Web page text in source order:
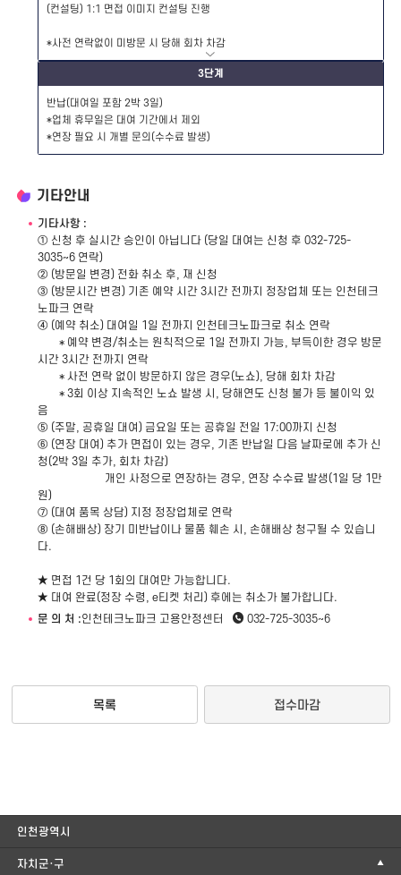
(컨설팅) 1:1 면접 이미지 컨설팅 진행
*사전 연락없이 미방문 시 당해 회차 차감
3단계
반납(대여일 포함 2박 3일)
*업체 휴무일은 대여 기간에서 제외
*연장 필요 시 개별 문의(수수료 발생)
기타안내
기타사항 :
① 신청 후 실시간 승인이 아닙니다 (당일 대여는 신청 후 032-725-
3035~6 연락)
② (방문일 변경) 전화 취소 후, 재 신청
③ (방문시간 변경) 기존 예약 시간 3시간 전까지 정장업체 또는 인천테크
노파크 연락
④ (예약 취소) 대여일 1일 전까지 인천테크노파크로 취소 연락
* 예약 변경/취소는 원칙적으로 1일 전까지 가능, 부득이한 경우 방문
시간 3시간 전까지 연락
* 사전 연락 없이 방문하지 않은 경우(노쇼), 당해 회차 차감
* 3회 이상 지속적인 노쇼 발생 시, 당해연도 신청 불가 등 불이익 있
음
⑤ (주말, 공휴일 대여) 금요일 또는 공휴일 전일 17:00까지 신청
⑥ (연장 대여) 추가 면접이 있는 경우, 기존 반납일 다음 날짜로에 추가 신
청(2박 3일 추가, 회차 차감)
개인 사정으로 연장하는 경우, 연장 수수료 발생(1일 당 1만
원)
⑦ (대여 품목 상담) 지정 정장업체로 연락
⑧ (손해배상) 장기 미반납이나 물품 훼손 시, 손해배상 청구될 수 있습니
다.
★ 면접 1건 당 1회의 대여만 가능합니다.
★ 대여 완료(정장 수령, e티켓 처리) 후에는 취소가 불가합니다.
문 의 처 :인천테크노파크 고용안정센터 032-725-3035~6
목록 접수마감
인천광역시
자치군·구